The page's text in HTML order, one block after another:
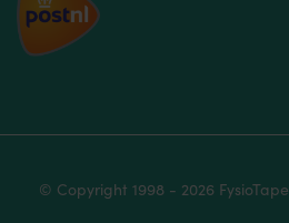
© Copyright 1998 - 2026 FysioTape